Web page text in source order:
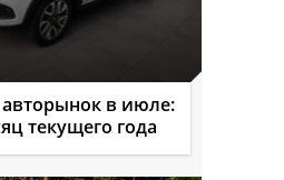
в июле:
текущего года